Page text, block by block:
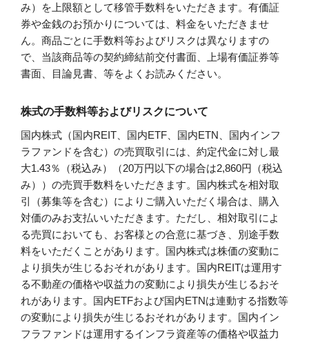
み）を上限額として移管手数料をいただきます。有価証
券や金銭のお預かりについては、料金をいただきませ
ん。商品ごとに手数料等およびリスクは異なりますの
で、当該商品等の契約締結前交付書面、上場有価証券等
書面、目論見書、等をよくお読みください。
株式の手数料等およびリスクについて
国内株式（国内REIT、国内ETF、国内ETN、国内インフ
ラファンドを含む）の売買取引には、約定代金に対し最
大1.43％（税込み）（20万円以下の場合は2,860円（税込
み））の売買手数料をいただきます。国内株式を相対取
引（募集等を含む）によりご購入いただく場合は、購入
対価のみお支払いいただきます。ただし、相対取引によ
る売買においても、お客様との合意に基づき、別途手数
料をいただくことがあります。国内株式は株価の変動に
より損失が生じるおそれがあります。国内REITは運用す
る不動産の価格や収益力の変動により損失が生じるおそ
れがあります。国内ETFおよび国内ETNは連動する指数等
の変動により損失が生じるおそれがあります。国内イン
フラファンドは運用するインフラ資産等の価格や収益力